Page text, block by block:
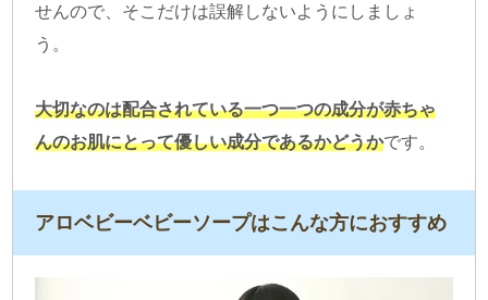
せんので、そこだけは誤解しないようにしましょ
う。
大切なのは配合されている一つ一つの成分が赤ちゃ
んのお肌にとって優しい成分であるかどうかです。
アロベビーベビーソープはこんな方におすすめ